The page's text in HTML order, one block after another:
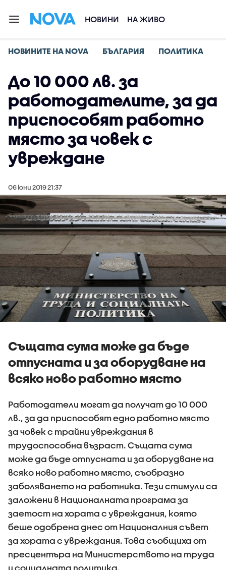
НОВИНИ НА ЖИВО
НОВИНИТЕ НА NOVA БЪЛГАРИЯ ПОЛИТИКА
До 10 000 лв. за
работодателите, за да
приспособят работно
място за човек с
увреждане
06 юни 2019 21:37
Същата сума може да бъде
отпусната и за оборудване на
всяко ново работно място
Работодатели могат да получат до 10 000
лв., за да приспособят едно работно място
за човек с трайни увреждания в
трудоспособна възраст. Същата сума
може да бъде отпусната и за оборудване на
всяко ново работно място, съобразно
заболяването на работника. Тези стимули са
заложени в Националната програма за
заетост на хората с увреждания, която
беше одобрена днес от Националния съвет
за хората с увреждания. Това съобщиха от
пресцентъра на Министерството на труда
и социалната политика.